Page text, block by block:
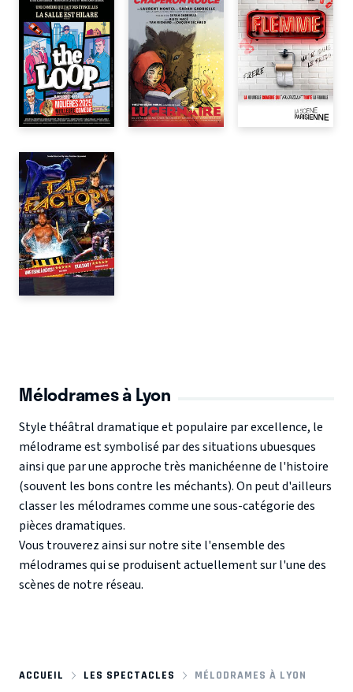
Mélodrames à Lyon
Style théâtral dramatique et populaire par excellence, le
mélodrame est symbolisé par des situations ubuesques
ainsi que par une approche très manichéenne de l'histoire
(souvent les bons contre les méchants). On peut d'ailleurs
classer les mélodrames comme une sous-catégorie des
pièces dramatiques.
Vous trouverez ainsi sur notre site l'ensemble des
mélodrames qui se produisent actuellement sur l'une des
scènes de notre réseau.
ACCUEIL LES SPECTACLES MÉLODRAMES À LYON